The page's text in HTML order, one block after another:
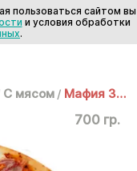
С мясом / Мафия 30 см
700 гр.
пользоваться сайтом вы
и условия обработки
.